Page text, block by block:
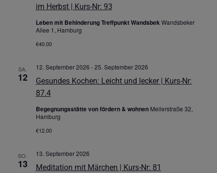
im Herbst | Kurs-Nr: 93
Leben mit Behinderung Treffpunkt WandsbekWandsbeker
Allee 1, Hamburg
€40.00
SA.
12
Gesundes Kochen: Leicht und lecker | Kurs-Nr:
87.4
12. September 2026 -25. September 2026
Begegnungsstätte von fördern & wohnen Meilerstraße 32,
Hamburg
€12.00
SO.
13 Meditation mit Märchen | Kurs-Nr: 81
13. September 2026